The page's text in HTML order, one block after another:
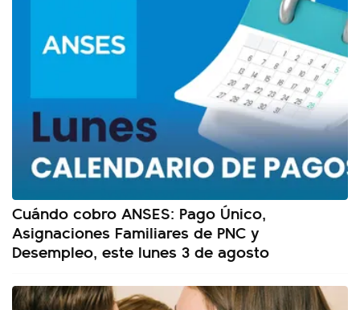
Cuándo cobro ANSES: Pago Único,
Asignaciones Familiares de PNC y
Desempleo, este lunes 3 de agosto